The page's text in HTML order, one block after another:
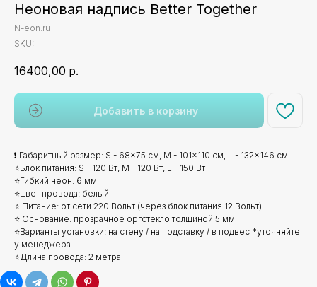
Неоновая надпись Better Together
N-eon.ru
SKU:
16400,00 р.
Добавить в корзину
❗ Габаритный размер: S - 68x75 см, M - 101x110 см, L - 132x146 см
⭐Блок питания: S - 120 Вт, M - 120 Вт, L - 150 Вт
⭐Гибкий неон: 6 мм
⭐Цвет провода: белый
⭐ Питание: от сети 220 Вольт (через блок питания 12 Вольт)
⭐ Основание: прозрачное оргстекло толщиной 5 мм
⭐Варианты установки: на стену / на подставку / в подвес *уточняйте
у менеджера
⭐Длина провода: 2 метра